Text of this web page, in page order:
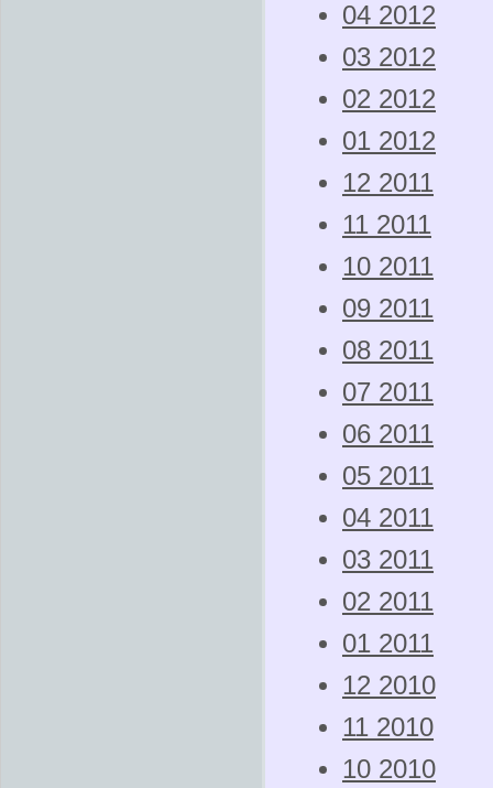
04 2012
03 2012
02 2012
01 2012
12 2011
11 2011
10 2011
09 2011
08 2011
07 2011
06 2011
05 2011
04 2011
03 2011
02 2011
01 2011
12 2010
11 2010
10 2010